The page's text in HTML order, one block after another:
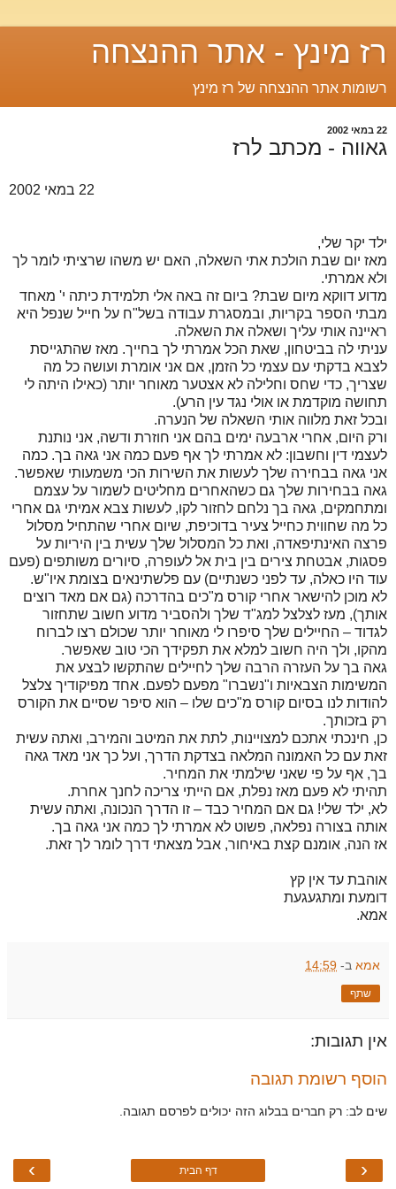
רז מינץ - אתר ההנצחה
רשומות אתר ההנצחה של רז מינץ
22 במאי 2002
גאווה - מכתב לרז
22 במאי 2002
ילד יקר שלי,
מאז יום שבת הולכת אתי השאלה, האם יש משהו שרציתי לומר לך
ולא אמרתי.
מדוע דווקא מיום שבת? ביום זה באה אלי תלמידת כיתה י' מאחד
מבתי הספר בקריות, ובמסגרת עבודה בשל"ח על חייל שנפל היא
ראיינה אותי עליך ושאלה את השאלה.
עניתי לה בביטחון, שאת הכל אמרתי לך בחייך. מאז שהתגייסת
לצבא בדקתי עם עצמי כל הזמן, אם אני אומרת ועושה כל מה
שצריך, כדי שחס וחלילה לא אצטער מאוחר יותר (כאילו היתה לי
תחושה מוקדמת או אולי נגד עין הרע).
ובכל זאת מלווה אותי השאלה של הנערה.
ורק היום, אחרי ארבעה ימים בהם אני חוזרת ודשה, אני נותנת
לעצמי דין וחשבון: לא אמרתי לך אף פעם כמה אני גאה בך. כמה
אני גאה בבחירה שלך לעשות את השירות הכי משמעותי שאפשר.
גאה בבחירות שלך גם כשהאחרים מחליטים לשמור על עצמם
ומתחמקים, גאה בך נלחם לחזור לקו, לעשות צבא אמיתי גם אחרי
כל מה שחווית כחייל צעיר בדוכיפת, שיום אחרי שהתחיל מסלול
פרצה האינתיפאדה, ואת כל המסלול שלך עשית בין היריות על
פסגות, אבטחת צירים בין בית אל לעופרה, סיורים משותפים (פעם
עוד היו כאלה, עד לפני כשנתיים) עם פלשתינאים בצומת איו"ש.
לא מוכן להישאר אחרי קורס מ"כים בהדרכה (גם אם מאד רוצים
אותך), מעז לצלצל למג"ד שלך ולהסביר מדוע חשוב שתחזור
לגדוד – החיילים שלך סיפרו לי מאוחר יותר שכולם רצו לברוח
מהקו, ולך היה חשוב למלא את תפקידך הכי טוב שאפשר.
גאה בך על העזרה הרבה שלך לחיילים שהתקשו לבצע את
המשימות הצבאיות ו"נשברו" מפעם לפעם. אחד מפיקודיך צלצל
להודות לנו בסיום קורס מ"כים שלו – הוא סיפר שסיים את הקורס
רק בזכותך.
כן, חינכתי אתכם למצויינות, לתת את המיטב והמירב, ואתה עשית
זאת עם כל האמונה המלאה בצדקת הדרך, ועל כך אני מאד גאה
בך, אף על פי שאני שילמתי את המחיר.
תהיתי לא פעם מאז נפלת, אם הייתי צריכה לחנך אחרת.
לא, ילד שלי! גם אם המחיר כבד – זו הדרך הנכונה, ואתה עשית
אותה בצורה נפלאה, פשוט לא אמרתי לך כמה אני גאה בך.
אז הנה, אומנם קצת באיחור, אבל מצאתי דרך לומר לך זאת.
אוהבת עד אין קץ
דומעת ומתגעגעת
אמא.
אמא ב- 14:59
שתף
אין תגובות:
הוסף רשומת תגובה
שים לב: רק חברים בבלוג הזה יכולים לפרסם תגובה.
‹
› דף הבית